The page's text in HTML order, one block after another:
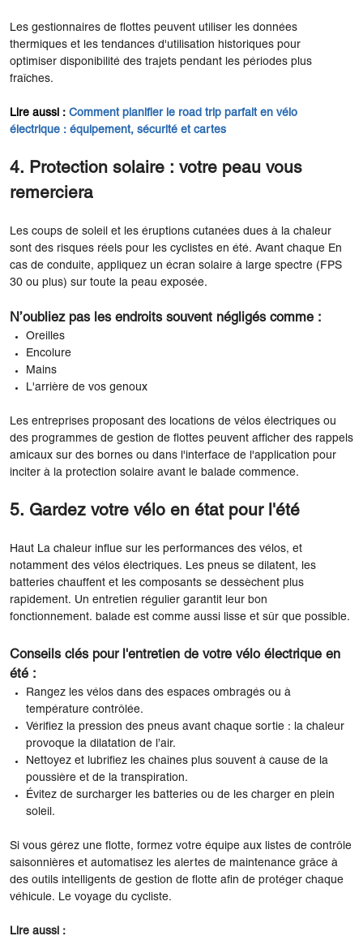
Les gestionnaires de flottes peuvent utiliser les données
thermiques et les tendances d'utilisation historiques pour
optimiser disponibilité des trajets pendant les périodes plus
fraîches.
Lire aussi : Comment planifier le road trip parfait en vélo
électrique : équipement, sécurité et cartes
4. Protection solaire : votre peau vous
remerciera
Les coups de soleil et les éruptions cutanées dues à la chaleur
sont des risques réels pour les cyclistes en été. Avant chaque En
cas de conduite, appliquez un écran solaire à large spectre (FPS
30 ou plus) sur toute la peau exposée.
N’oubliez pas les endroits souvent négligés comme :
Oreilles
Encolure
Mains
L'arrière de vos genoux
Les entreprises proposant des locations de vélos électriques ou
des programmes de gestion de flottes peuvent afficher des rappels
amicaux sur des bornes ou dans l'interface de l'application pour
inciter à la protection solaire avant le balade commence.
5. Gardez votre vélo en état pour l'été
Haut La chaleur influe sur les performances des vélos, et
notamment des vélos électriques. Les pneus se dilatent, les
batteries chauffent et les composants se dessèchent plus
rapidement. Un entretien régulier garantit leur bon
fonctionnement. balade est comme aussi lisse et sûr que possible.
Conseils clés pour l'entretien de votre vélo électrique en
été :
Rangez les vélos dans des espaces ombragés ou à
température contrôlée.
Vérifiez la pression des pneus avant chaque sortie : la chaleur
provoque la dilatation de l’air.
Nettoyez et lubrifiez les chaînes plus souvent à cause de la
poussière et de la transpiration.
Évitez de surcharger les batteries ou de les charger en plein
soleil.
Si vous gérez une flotte, formez votre équipe aux listes de contrôle
saisonnières et automatisez les alertes de maintenance grâce à
des outils intelligents de gestion de flotte afin de protéger chaque
véhicule. Le voyage du cycliste.
Lire aussi :